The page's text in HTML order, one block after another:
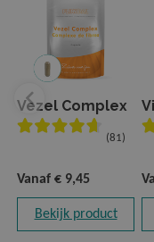
Vezel Complex
(81)
Vanaf € 9,45
Bekijk product